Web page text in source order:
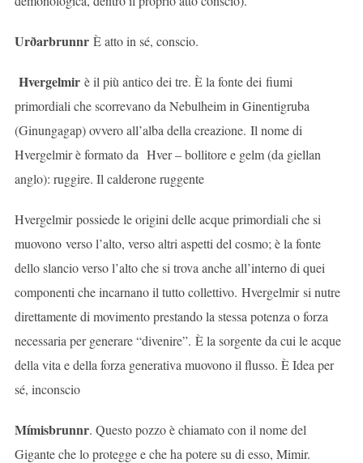
Urðarbrunnr È atto in sé, conscio.
Hvergelmirè il più antico dei tre. È la fonte dei fiumi
primordiali che scorrevano da Nebulheim in Ginentigruba
(Ginungagap) ovvero all’alba della creazione. Il nome di
Hvergelmir è formato da Hver – bollitore e gelm (da giellan
anglo): ruggire. Il calderone ruggente
Hvergelmir possiede le origini delle acque primordiali che si
muovono verso l’alto, verso altri aspetti del cosmo; è la fonte
dello slancio verso l’alto che si trova anche all’interno di quei
componenti che incarnano il tutto collettivo. Hvergelmir si nutre
direttamente di movimento prestando la stessa potenza o forza
necessaria per generare “divenire”. È la sorgente da cui le acque
della vita e della forza generativa muovono il flusso. È Idea per
sé, inconscio
Mímisbrunnr. Questo pozzo è chiamato con il nome del
Gigante che lo protegge e che ha potere su di esso, Mimir.